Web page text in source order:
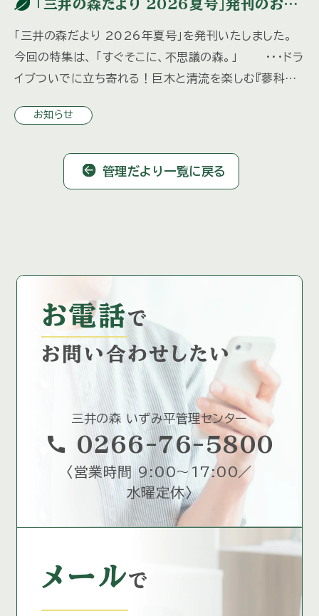
「三井の森だより 2026夏号」発刊のお知
「三井の森だより 2026年夏号」を発刊いたしました。
今回の特集は、 「すぐそこに、不思議の森。」 ・・・ドラ
イブついでに立ち寄れる！巨木と清流を楽しむ『蓼科大
お知らせ
管理だより一覧に戻る
お電話で
お問い合わせしたい
三井の森 いずみ平管理センター
call 0266-76-5800
〈 営業時間 9:00～17:00／
水曜定休〉
メールで